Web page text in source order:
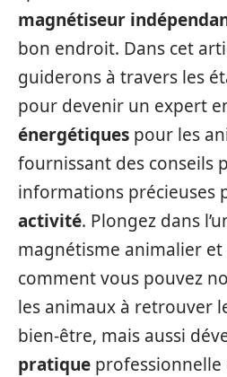
magnétiseur
bon endroit. Dans cet
guiderons à travers les
pour devenir un expert
énergétiques pour les
fournissant des conseils
informations précieuses
activité. Plongez dans
magnétisme animalier et
comment vous pouvez
les animaux à retrouver
bien-être, mais aussi
pratique professionnelle